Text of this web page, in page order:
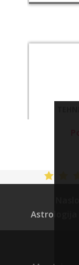
Astrologija